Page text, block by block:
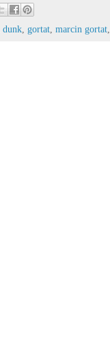
dunk, gortat, marcin gortat,